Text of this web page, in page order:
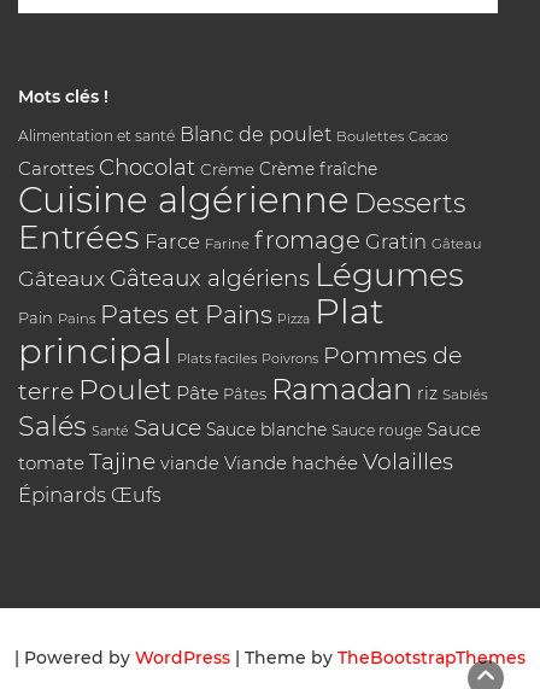
Mots clés !
Alimentation et santé Blanc de poulet Boulettes Cacao
Carottes Chocolat Crème Crème fraîche
Cuisine algérienne Desserts
Entrées Farce Farine fromage Gratin Gâteau
Gâteaux Gâteaux algériens Légumes
Pain Pains Pates et Pains Pizza Plat
principal Plats faciles Poivrons Pommes de
terre Poulet Pâte Pâtes Ramadan riz Sablés
Salés Santé Sauce Sauce blanche Sauce rouge Sauce
tomate Tajine viande Viande hachée Volailles
Épinards Œufs
| Powered by WordPress | Theme by TheBootstrapThemes